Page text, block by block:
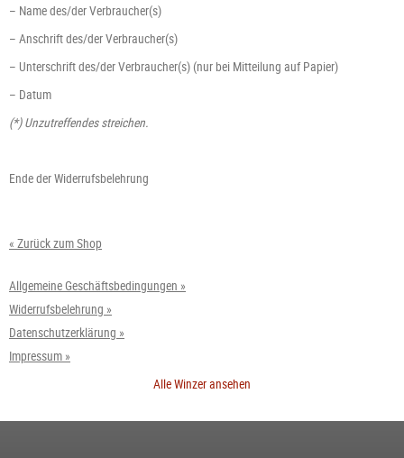
– Name des/der Verbraucher(s)
– Anschrift des/der Verbraucher(s)
– Unterschrift des/der Verbraucher(s) (nur bei Mitteilung auf Papier)
– Datum
(*) Unzutreffendes streichen.
Ende der Widerrufsbelehrung
« Zurück zum Shop
Allgemeine Geschäftsbedingungen »
Widerrufsbelehrung »
Datenschutzerklärung »
Impressum »
Alle Winzer ansehen